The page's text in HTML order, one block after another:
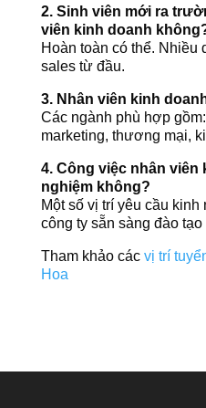
2. Sinh viên mới ra
viên kinh doanh
Hoàn toàn có thể. Nhiều
sales từ đầu.
3. Nhân viên kinh
Các ngành phù hợp
marketing, thương mại,
4. Công việc nhân viên
nghiệm không?
Một số vị trí yêu cầu
công ty sẵn sàng đào
Tham khảo các vị trí
Hoa